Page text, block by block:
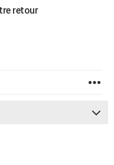
retour